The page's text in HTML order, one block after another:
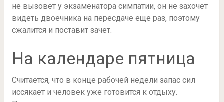
не вызовет у экзаменатора симпатии, он не захочет
видеть двоечника на пересдаче еще раз, поэтому
сжалится и поставит зачет.
На календаре пятница
Считается, что в конце рабочей недели запас сил
иссякает и человек уже готовится к отдыху.